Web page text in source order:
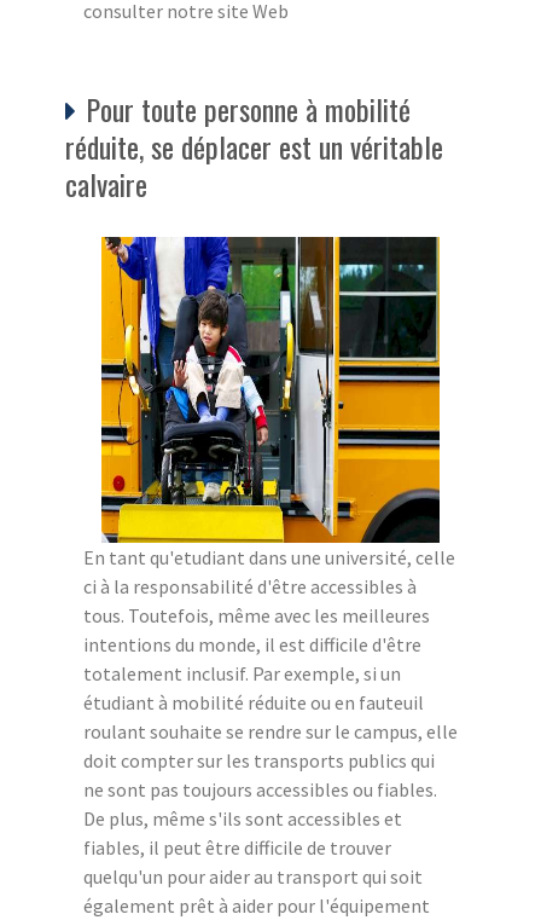
consulter notre site Web
Pour toute personne à mobilité
réduite, se déplacer est un véritable
calvaire
En tant qu'etudiant dans une université, celle
ci à la responsabilité d'être accessibles à
tous. Toutefois, même avec les meilleures
intentions du monde, il est difficile d'être
totalement inclusif. Par exemple, si un
étudiant à mobilité réduite ou en fauteuil
roulant souhaite se rendre sur le campus, elle
doit compter sur les transports publics qui
ne sont pas toujours accessibles ou fiables.
De plus, même s'ils sont accessibles et
fiables, il peut être difficile de trouver
quelqu'un pour aider au transport qui soit
également prêt à aider pour l'équipement